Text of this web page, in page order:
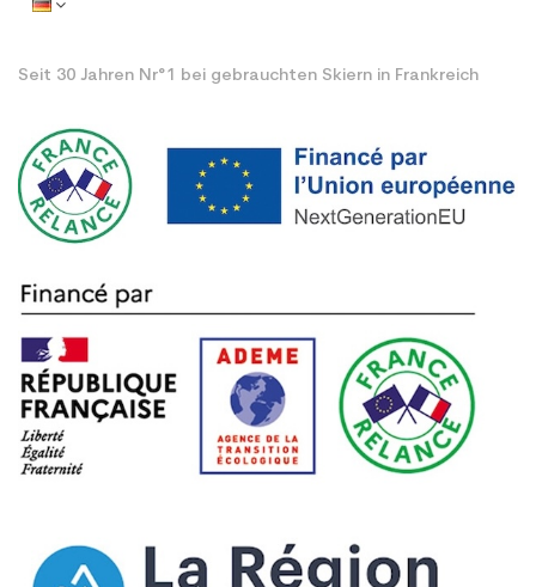
Seit 30 Jahren Nr°1 bei gebrauchten Skiern in Frankreich